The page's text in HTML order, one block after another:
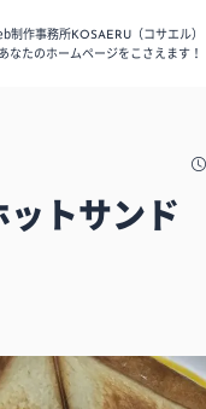
制作事務所KOSAERU
（コサエル）
なたのホームページをこさえます！
トサンド